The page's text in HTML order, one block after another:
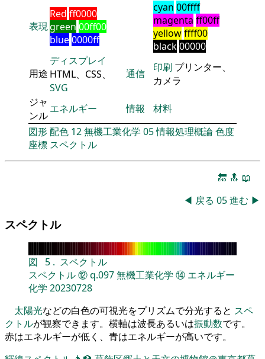
表現
Red ff0000
green 00ff00
blue0000ff
cyan 00ffff
magenta ff00ff
yellowffff00
black00000
用途
ディスプレイ
HTML、CSS、
SVG
通信 印刷 プリンター、
カメラ
ジャ
ンル
エネルギー 情報
材料
図形配色 12無機工業化学 05情報処理概論色度
座標 スペクトル
🔚 🔝 📖
◀ 戻る 05進む ▶
スペクトル
図 5 . スペクトル
スペクトル⑫q.097無機工業化学 ⑭ エネルギー
化学 20230728
太陽光などの白色の可視光をプリズムで分光すると スペ
クトルが観察できます。横軸は波長あるいは振動数です。
赤はエネルギーが低く、青はエネルギーが高いです。